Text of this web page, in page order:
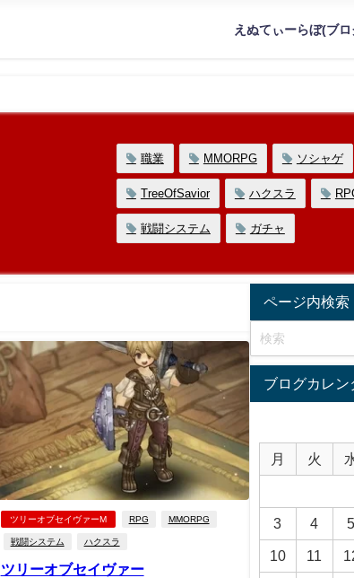
えぬてぃーらぼ(ブロ
職業 MMORPG ソシャゲ
TreeOfSavior ハクスラ
戦闘システム ガチャ
ツリーオブセイヴァーM RPG MMORPG
戦闘システム ハクスラ
ツリーオブセイヴァー
ページ内検索
ブログカレン
月 火
3 4 5
10 11